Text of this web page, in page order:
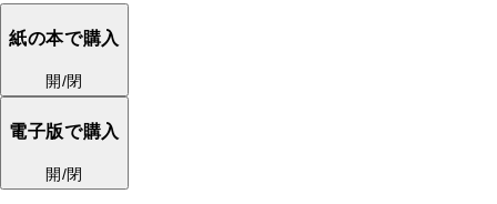
紙の本で購入
開/閉
電子版で購入
開/閉